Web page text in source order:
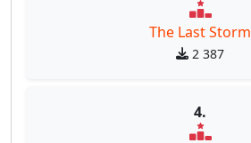
The Last Storm
2 387
4.